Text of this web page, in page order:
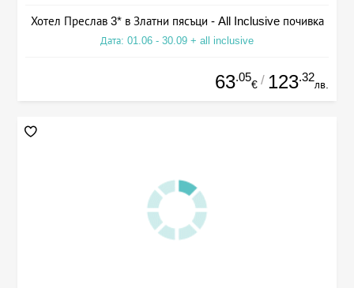
Хотел Преслав 3* в Златни пясъци - All Inclusive почивка
Дата: 01.06 - 30.09 + all inclusive
63.05
€ / 123.32
лв.